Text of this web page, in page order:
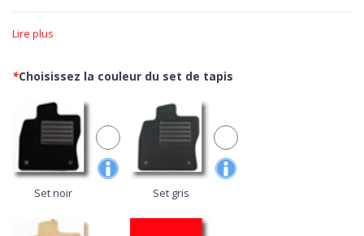
découpés à la perfection en fonction des courbes de votre
un contrôle maximum, zéro peur de pousser sur les pédales.
Douceur >
Avec le velours Tufté, ouvrez les portes de votre
voiture à la moquette plus prisé du secteur automobile. Un
confortable nylon de grande qualité avec finitions réalisée au
métier à tisser pour obtenir une excellente densité de fibres, une
grande luminosité du tissu et une extrême simplicité de
nettoyage.
Esthétique >
Minutieuses finitions aussi bien sur le dessus que
sur le dessous, les tapis de la gamme MTM Plus,
Lire plus
*Choisissez la couleur du set de tapis
Set noir Set gris